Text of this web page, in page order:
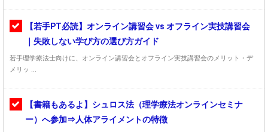
【若手PT必読】オンライン講習会 vs オフライン実技講習会
｜失敗しない学び方の選び方ガイド
若手理学療法士向けに、オンライン講習会とオフライン実技講習会のメリット・デ
メリッ ...
【書籍もあるよ】シュロス法（理学療法オンラインセミナ
ー）へ参加⇒人体アライメントの特徴